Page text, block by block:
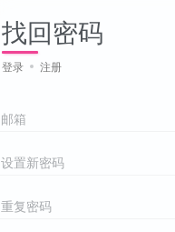
找回密码
登录 注册
邮箱
设置新密码
重复密码